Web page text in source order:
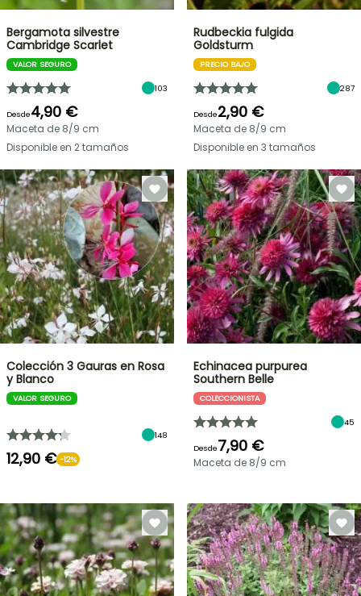
Bergamota silvestre
Cambridge Scarlet
VALOR SEGURO
103
Desde4,90 €
Maceta de 8/9 cm
Disponible en 2 tamaños
Rudbeckia fulgida
Goldsturm
PRECIO BAJO
287
Desde2,90 €
Maceta de 8/9 cm
Disponible en 3 tamaños
Colección 3 Gauras en Rosa
y Blanco
VALOR SEGURO
148
12,90 € -12%
Echinacea purpurea
Southern Belle
COLECCIONISTA
45
Desde7,90 €
Maceta de 8/9 cm